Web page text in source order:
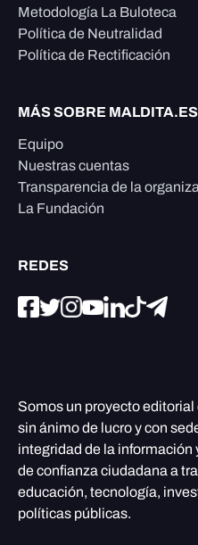
Metodología La Buloteca
Política de Neutralidad
Política de Rectificación
MÁS SOBRE MALDITA.ES
Equipo
Nuestras cuentas
Transparencia de la
La Fundación
REDES
Somos un proyecto editorial
sin ánimo de lucro y con
integridad de la información
de confianza ciudadana a
educación, tecnología,
políticas públicas.